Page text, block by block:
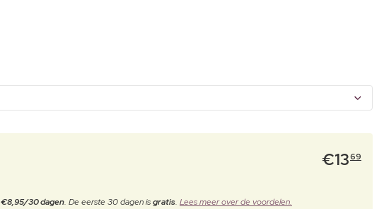
€1369
€8,95/30 dagen. De eerste 30 dagen isgratis. Lees meer over de voordelen.